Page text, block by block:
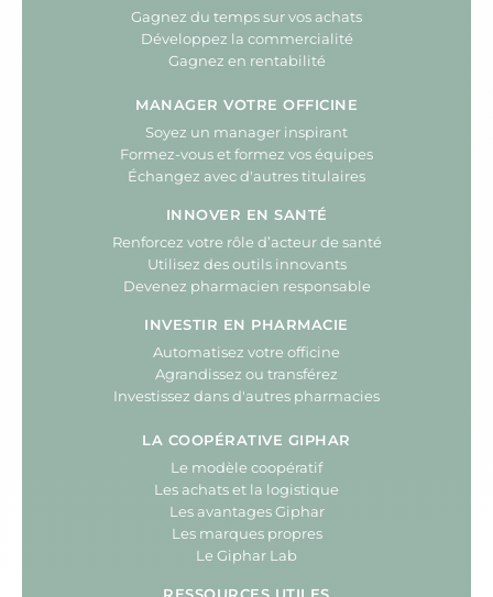
Gagnez du temps sur vos achats
Développez la commercialité
Gagnez en rentabilité
MANAGER VOTRE OFFICINE
Soyez un manager inspirant
Formez-vous et formez vos équipes
Échangez avec d'autres titulaires
INNOVER EN SANTÉ
Renforcez votre rôle d’acteur de santé
Utilisez des outils innovants
Devenez pharmacien responsable
INVESTIR EN PHARMACIE
Automatisez votre officine
Agrandissez ou transférez
Investissez dans d'autres pharmacies
LA COOPÉRATIVE GIPHAR
Le modèle coopératif
Les achats et la logistique
Les avantages Giphar
Les marques propres
Le Giphar Lab